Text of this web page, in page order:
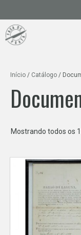
para
conteúdo
Início / Catálogo /
Mostrando todos os